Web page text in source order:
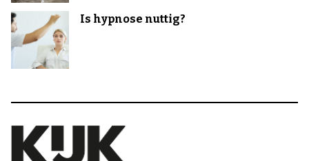
Is hypnose nuttig?